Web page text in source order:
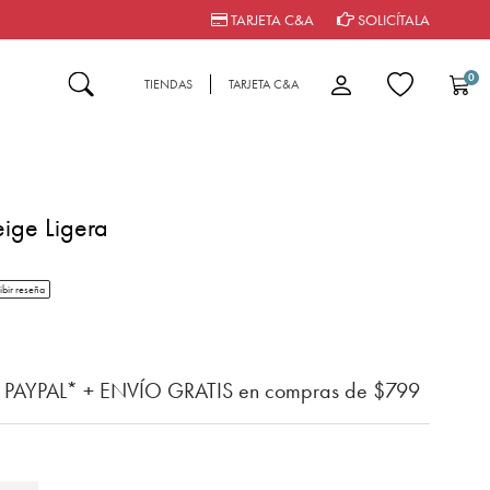
TARJETA C&A SOLICÍTALA
TIENDAS TARJETA C&A 0
Ligera
del cliente
rating
reseña
+ ENVÍO GRATIS en compras de $799